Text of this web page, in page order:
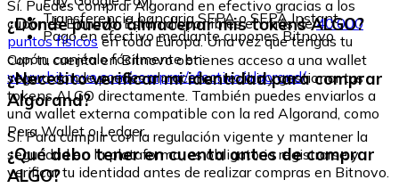
Transferencia bancaria SEPA o SEPA Instant
Pago en efectivo mediante cupones Bitnovo
Sí. Puedes comprar Algorand en efectivo gracias a los
cupones Bitnovo. Están disponibles en más de40.000
puntos físicos en toda Europa. Una vez que tengas tu
cupón, canjéalo fácilmente en:
www.bitnovo.com/comprar/efectivo/algorand/
¿Dónde puedo almacenar mis tokens ALGO?
Con tu cuenta en Bitnovo obtienes acceso a una wallet
segura donde puedes almacenar, recibir y gestionar tus
tokens ALGO directamente. También puedes enviarlos a
una wallet externa compatible con la red Algorand, como
Pera Wallet o Ledger.
¿Necesito verificar mi identidad para comprar
Algorand?
Sí. Para cumplir con la regulación vigente y mantener la
seguridad en la plataforma, es obligatorio registrarse y
verificar tu identidad antes de realizar compras en Bitnovo.
¿Qué debo tener en cuenta antes de comprar
ALGO?